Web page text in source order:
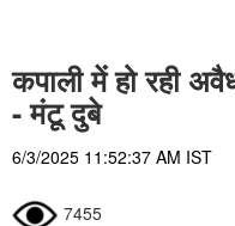
कपाली में हो रही
- मंटू दुबे
6/3/2025 11:52:37 AM IST
7455